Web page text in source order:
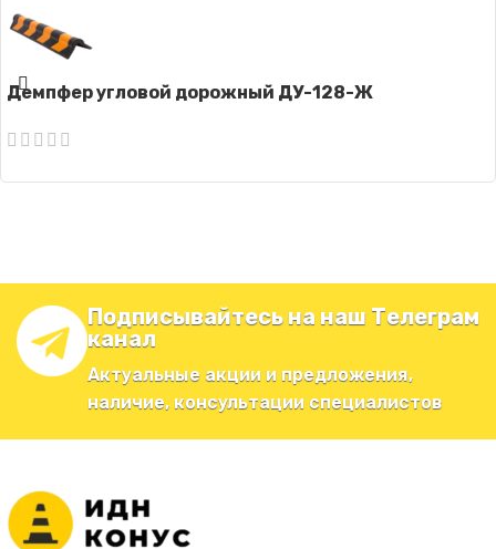
Демпфер угловой дорожный ДУ-128-Ж
Подписывайтесь на наш Телеграм
канал
Актуальные акции и предложения,
наличие, консультации специалистов